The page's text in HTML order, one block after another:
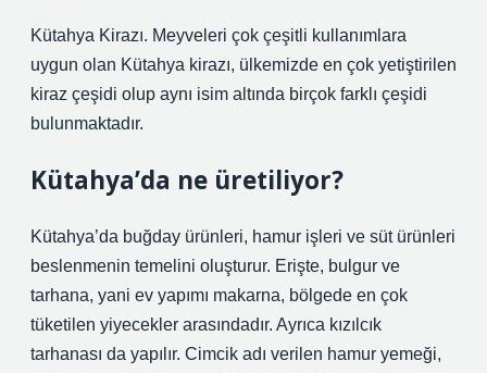
Kütahya Kirazı. Meyveleri çok çeşitli kullanımlara
uygun olan Kütahya kirazı, ülkemizde en çok yetiştirilen
kiraz çeşidi olup aynı isim altında birçok farklı çeşidi
bulunmaktadır.
Kütahya’da ne üretiliyor?
Kütahya’da buğday ürünleri, hamur işleri ve süt ürünleri
beslenmenin temelini oluşturur. Erişte, bulgur ve
tarhana, yani ev yapımı makarna, bölgede en çok
tüketilen yiyecekler arasındadır. Ayrıca kızılcık
tarhanası da yapılır. Cimcik adı verilen hamur yemeği,